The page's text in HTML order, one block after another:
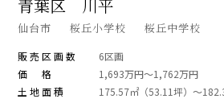
青葉区 川平
仙台市 桜丘小学校 桜丘中学校
販売区画数
6区画
価 格
1,693万円～1,762万円
土地面積
175.57㎡（53.11坪）～